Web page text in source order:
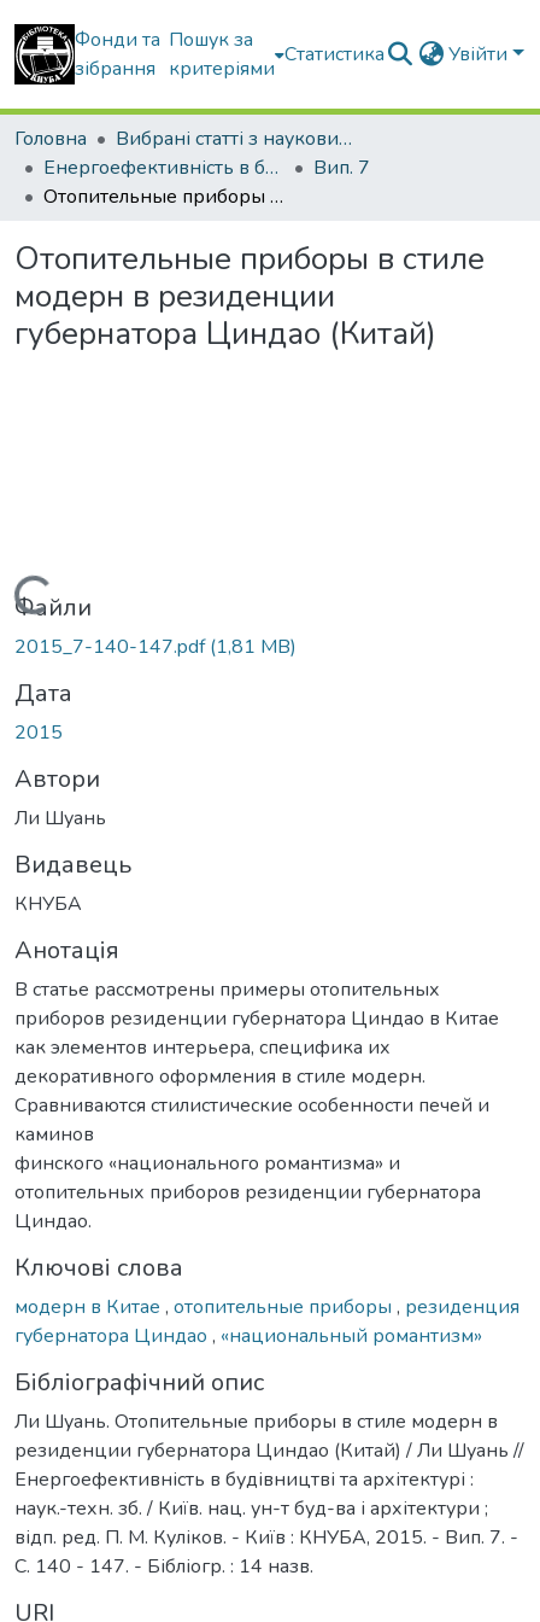
Фонди та
зібрання
Пошук за
критеріями
Статистика Увійти
Головна
Вибрані статті з наукових збірників КНУБА
Енергоефективність в будівництві та архітектурі
Вип. 7
Отопительные приборы в стиле модерн в резиденции губернатора Циндао (Китай)
Отопительные приборы в стиле
модерн в резиденции
губернатора Циндао (Китай)
Вантажиться...
Файли
2015_7-140-147.pdf(1,81 MB)
Дата
2015
Автори
Ли Шуань
Видавець
КНУБА
Анотація
В статье рассмотрены примеры отопительных
приборов резиденции губернатора Циндао в Китае
как элементов интерьера, специфика их
декоративного оформления в стиле модерн.
Сравниваются стилистические особенности печей и
каминов
финского «национального романтизма» и
отопительных приборов резиденции губернатора
Циндао.
Ключові слова
модерн в Китае , отопительные приборы , резиденция
губернатора Циндао , «национальный романтизм»
Бібліографічний опис
Ли Шуань. Отопительные приборы в стиле модерн в
резиденции губернатора Циндао (Китай) / Ли Шуань //
Енергоефективність в будівництві та архітектурі :
наук.-техн. зб. / Київ. нац. ун-т буд-ва і архітектури ;
відп. ред. П. М. Куліков. - Київ : КНУБА, 2015. - Вип. 7. -
С. 140 - 147. - Бібліогр. : 14 назв.
URI